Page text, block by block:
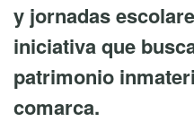
y jornadas
iniciativa que
patrimonio
comarca.